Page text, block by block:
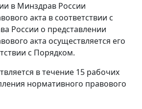
в Минздрав России
акта в соответствии с
России о представлении
акта осуществляется его
с Порядком.
в течение 15 рабочих
нормативного правового